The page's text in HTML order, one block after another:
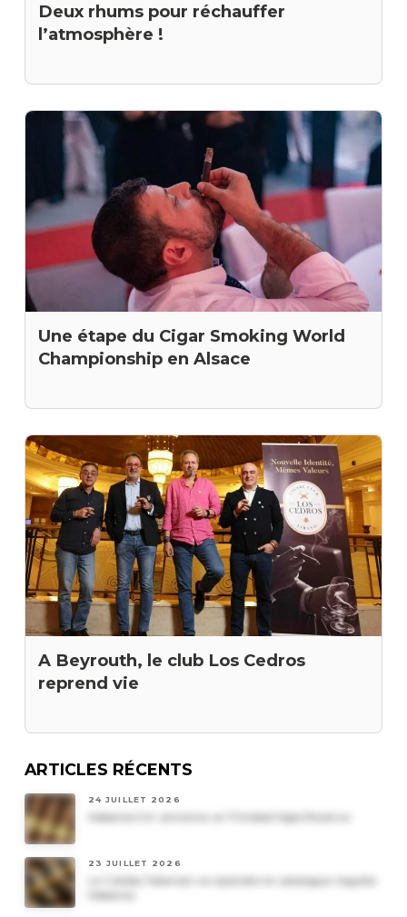
Deux rhums pour réchauffer
l’atmosphère !
Une étape du Cigar Smoking World
Championship en Alsace
A Beyrouth, le club Los Cedros
reprend vie
ARTICLES RÉCENTS
24 JUILLET 2026
Habanos S.A. annonce un Trinidad Vigia Reserva
23 JUILLET 2026
Le Cohiba Talismán va rejoindre le catalogue régulier